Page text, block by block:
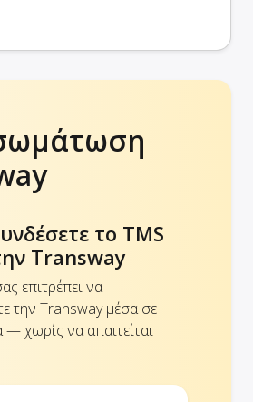
το TMS
Transway
επιτρέπει να
την Transway μέσα σε
— χωρίς να απαιτείται